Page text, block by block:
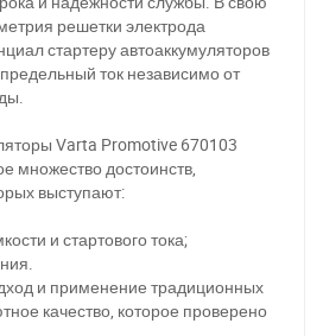
решетки электрода
стартеру автоаккумуляторов
ток независимо от
Varta Promotive 670103
множество достоинств,
выступают:
и стартового тока;
и применение традиционных
качество, которое проверено